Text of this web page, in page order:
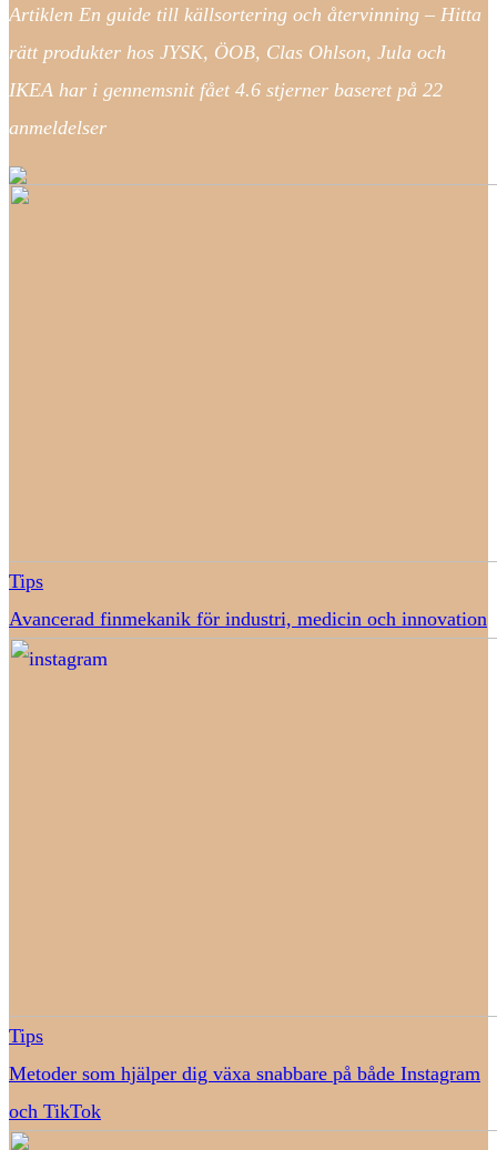
Artiklen En guide till källsortering och återvinning – Hitta
rätt produkter hos JYSK, ÖOB, Clas Ohlson, Jula och
IKEA har i gennemsnit fået 4.6 stjerner baseret på 22
anmeldelser
Tips
Avancerad finmekanik för industri, medicin och innovation
Tips
Metoder som hjälper dig växa snabbare på både Instagram
och TikTok